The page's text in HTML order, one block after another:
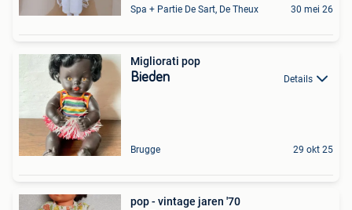
Spa + Partie De Sart, De Theux 30 mei 26
Migliorati pop
Bieden Details
Brugge 29 okt 25
pop - vintage jaren '70